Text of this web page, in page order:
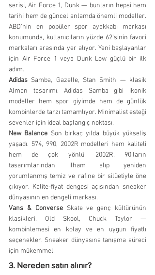
serisi, Air Force 1, Dunk — bunların hepsi hem
tarihi hem de güncel anlamda önemli modeller.
ABD'nin en popüler spor ayakkabı markası
konumunda, kullanıcıların yüzde 62'sinin favori
markaları arasında yer alıyor. Yeni başlayanlar
için Air Force 1 veya Dunk Low güçlü bir ilk
adım.
Adidas Samba, Gazelle, Stan Smith — klasik
Alman tasarımı. Adidas Samba gibi ikonik
modeller hem spor giyimde hem de günlük
kombinlerde tarzı tamamlıyor. Minimalist esteği
sevenler için ideal başlangıç noktası.
New Balance Son birkaç yılda büyük yükseliş
yaşadı. 574, 990, 2002R modelleri hem kaliteli
hem de çok yönlü. 2002R, 90'ların
tasarımlarından ilham alıp yeniden
yorumlanmış temiz ve rafine bir silüetiyle öne
çıkıyor. Kalite-fiyat dengesi açısından sneaker
dünyasının en dengeli markası.
Vans & Converse Skate ve genç kültürünün
klasikleri. Old Skool, Chuck Taylor —
kombinlemesi en kolay ve en uygun fiyatlı
seçenekler. Sneaker dünyasına tanışma süreci
için mükemmel.
3. Nereden satın alınır?